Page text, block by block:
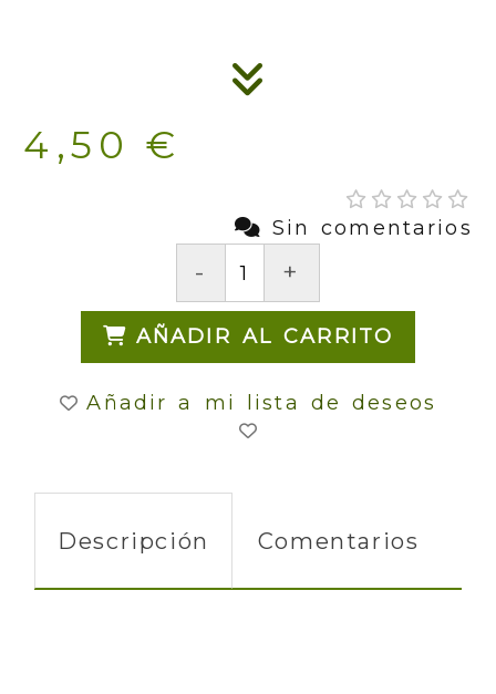
4,50 €
Sin comentarios
- +
AÑADIR AL CARRITO
Añadir a mi lista de deseos
Descripción Comentarios